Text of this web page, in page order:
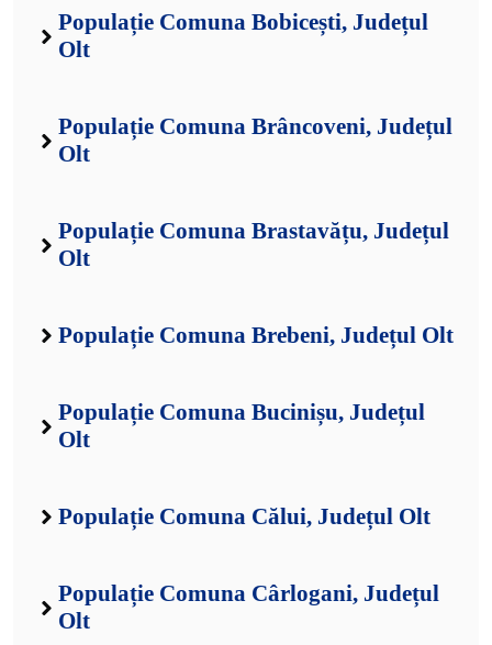
Populație Comuna Bobicești, Județul
Olt
Populație Comuna Brâncoveni, Județul
Olt
Populație Comuna Brastavățu, Județul
Olt
Populație Comuna Brebeni, Județul Olt
Populație Comuna Bucinișu, Județul
Olt
Populație Comuna Călui, Județul Olt
Populație Comuna Cârlogani, Județul
Olt